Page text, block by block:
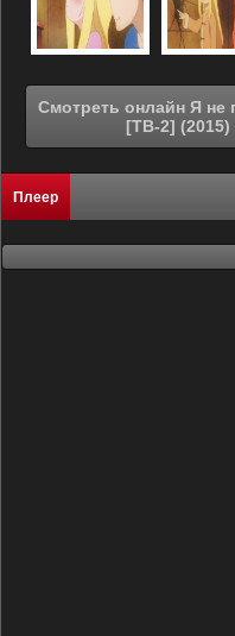
Смотреть онлайн Я не понимаю, что говорит мой муж
Плеер